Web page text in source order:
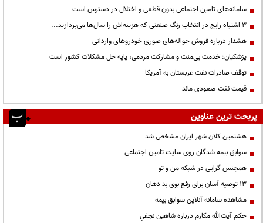
سامانه‌های تامین اجتماعی بدون قطعی و اختلال در دسترس است
3 اشتباه رایج در انتخاب رنگ صنعتی که هزینه‌اش را سال‌ها می‌پردازید...
هشدار درباره فروش حواله‌های صوری خودروهای وارداتی
پزشکیان: خدمت بی‌منت و مشارکت مردمی، پایه حل مشکلات کشور است
توقف صادرات نفت عربستان به آمریکا
قیمت نفت صعودی ماند
پربحث ترین عناوین
هشتمین کلان شهر ایران مشخص شد
سوابق بیمه شدگان روی سایت تامین اجتماعی
همجنس گرایی در شبکه من و تو
13 توصیه آسان برای رفع بوی بد دهان
مشاهده سامانه آنلاين سوابق بیمه
حكم آيت‌الله مكارم درباره شاهين نجفي